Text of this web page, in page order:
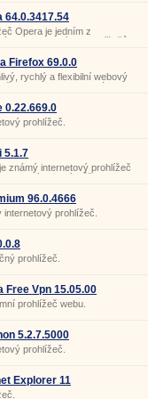
64.0.3417.54
Opera je jedním z
internetových prohlížečů
vylepšování a pečlivé
dostaly Operu do
milionů uživatelů internetu.
Firefox 69.0.0
rychlý a flexibilní webový
Mozilla Firefox se stále
prohlížečů. Bezpečnost,
a možnost přizpůsobení
jedinými vlastnostmi, pro
0.22.669.0
prohlížeč.
5.1.7
známý internetový prohlížeč
který si nyní můžete
systémem Windows.
96.0.4666
internetový prohlížeč.
prohlížeč.
Free Vpn 15.05.00
prohlížeč webu.
5.2.7.5000
prohlížeč.
Explorer 11